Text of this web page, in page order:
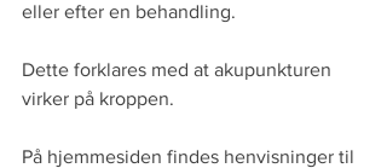
eller efter en behandling.
Dette forklares med at akupunkturen
virker på kroppen.
På hjemmesiden findes henvisninger til